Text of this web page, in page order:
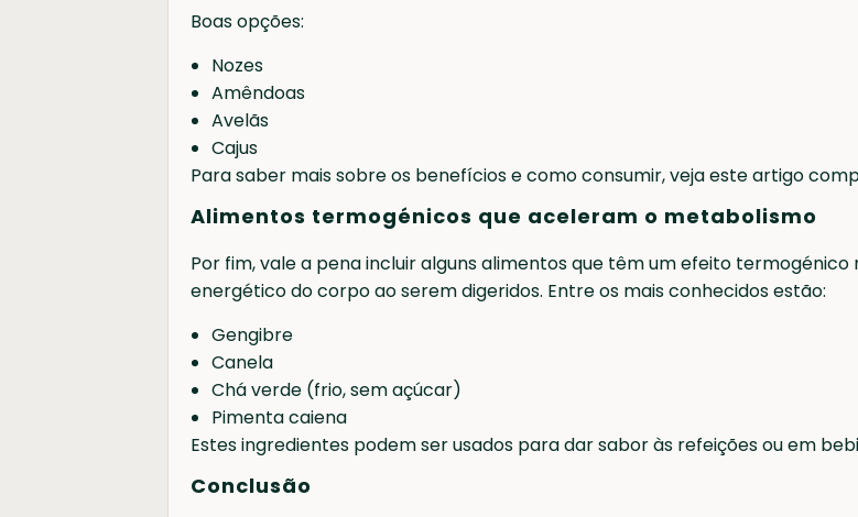
Boas opções:
Nozes
Amêndoas
Avelãs
Cajus
Para saber mais sobre os benefícios e como consumir, veja este artigo
Alimentos termogénicos que aceleram o metabolismo
Por fim, vale a pena incluir alguns alimentos que têm um efeito
energético do corpo ao serem digeridos. Entre os mais conhecidos estão:
Gengibre
Canela
Chá verde (frio, sem açúcar)
Pimenta caiena
Estes ingredientes podem ser usados para dar sabor às refeições ou em
Conclusão